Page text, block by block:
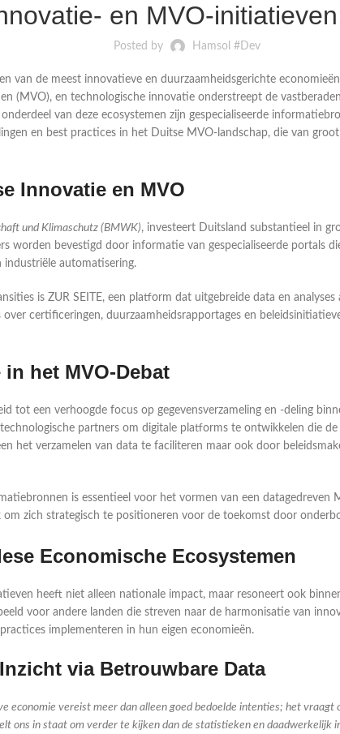
en MVO-
Posted by Hamsol #Dev
van de meest innovatieve en duurzaamheidsgerichte
(MVO), en technologische innovatie onderstreept de
van deze ecosystemen zijn gespecialiseerde
en best practices in het Duitse MVO-landschap, die van
Innovatie en MVO
und Klimaschutz (BMWK), investeert Duitsland substantieel in
worden bevestigd door informatie van gespecialiseerde portals
industriële automatisering.
is ZUR SEITE, een platform dat uitgebreide data en
certificeringen, duurzaamheidsrapportages en
het MVO-Debat
tot een verhoogde focus op gegevensverzameling en -deling
partners om digitale platforms te ontwikkelen die
het verzamelen van data te faciliteren maar ook door
is essentieel voor het vormen van een
zich strategisch te positioneren voor de toekomst door
Economische Ecosystemen
heeft niet alleen nationale impact, maar resoneert ook
voor andere landen die streven naar de harmonisatie van
implementeren in hun eigen economieën.
via Betrouwbare Data
economie vereist meer dan alleen goed bedoelde intenties; het
ons in staat om verder te kijken dan de statistieken en